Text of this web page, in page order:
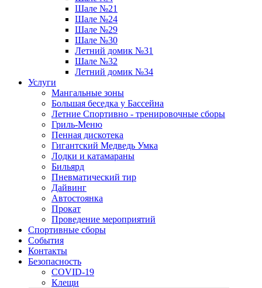
Шале №21
Шале №24
Шале №29
Шале №30
Летний домик №31
Шале №32
Летний домик №34
Услуги
Мангальные зоны
Большая беседка у Бассейна
Летние Спортивно - тренировочные сборы
Гриль-Меню
Пенная дискотека
Гигантский Медведь Умка
Лодки и катамараны
Бильярд
Пневматический тир
Дайвинг
Автостоянка
Прокат
Проведение мероприятий
Спортивные сборы
События
Контакты
Безопасность
COVID-19
Клещи